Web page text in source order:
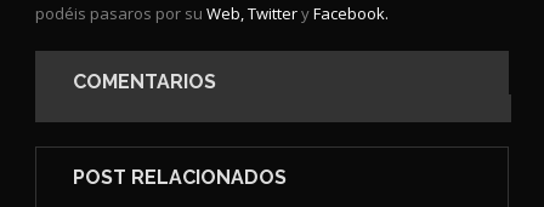
podéis pasaros por su Web,TwitteryFacebook.
COMENTARIOS
POST RELACIONADOS